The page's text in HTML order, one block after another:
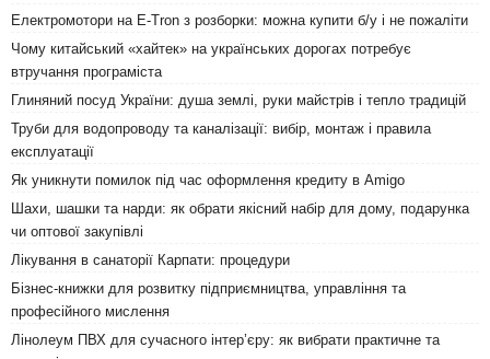
Електромотори на E-Tron з розборки: можна купити б/у і не пожаліти
Чому китайський «хайтек» на українських дорогах потребує
втручання програміста
Глиняний посуд України: душа землі, руки майстрів і тепло традицій
Труби для водопроводу та каналізації: вибір, монтаж і правила
експлуатації
Як уникнути помилок під час оформлення кредиту в Amigo
Шахи, шашки та нарди: як обрати якісний набір для дому, подарунка
чи оптової закупівлі
Лікування в санаторії Карпати: процедури
Бізнес-книжки для розвитку підприємництва, управління та
професійного мислення
Лінолеум ПВХ для сучасного інтер’єру: як вибрати практичне та